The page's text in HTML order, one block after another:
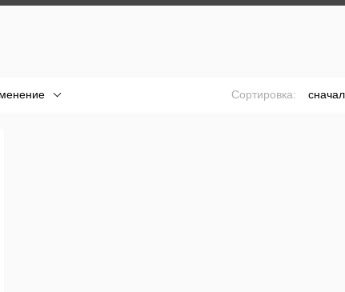
Сортировка: